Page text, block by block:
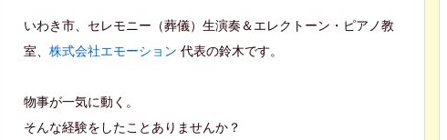
いわき市、セレモニー（葬儀）生演奏＆エレクトーン・ピアノ教
室、 株式会社エモーション 代表の鈴木です。
物事が一気に動く。
そんな経験をしたことありませんか？